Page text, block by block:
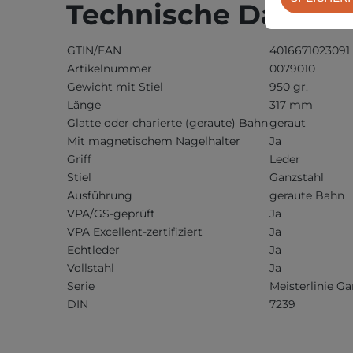
Technische Daten
GTIN/EAN
4016671023091
Artikelnummer
0079010
Gewicht mit Stiel
950 gr.
Länge
317 mm
Glatte oder charierte (geraute) Bahngeraut
Mit magnetischem Nagelhalter
Ja
Griff
Leder
Stiel
Ganzstahl
Ausführung
geraute Bahn
VPA/GS-geprüft
Ja
VPA Excellent-zertifiziert
Ja
Echtleder
Ja
Vollstahl
Ja
Serie
Meisterlinie
DIN
7239